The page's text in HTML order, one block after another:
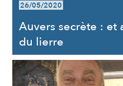
26/05/2020
Auvers secrète : et
du lierre